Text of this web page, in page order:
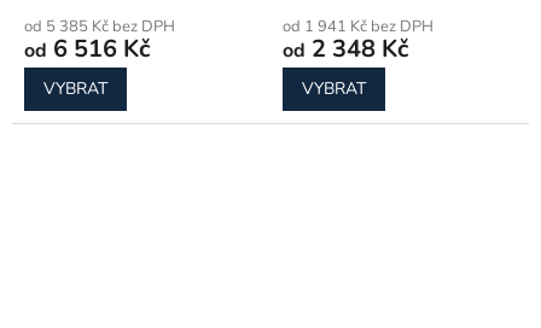
od 5 385 Kč bez DPH
od 6 516 Kč
VYBRAT
od 1 941 Kč bez DPH
od 2 348 Kč
VYBRAT